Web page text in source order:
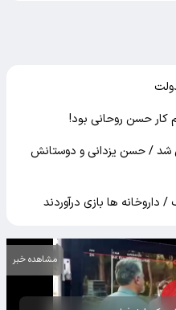
کار حسن روحانی بود!
شد / حسن یزدانی و دوستانش
ها بازی درآوردند
مشاهده خبر